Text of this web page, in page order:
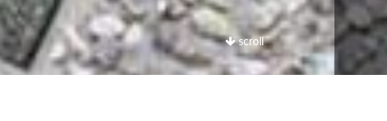
scroll